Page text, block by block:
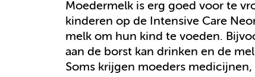
Moedermelk is erg goed voor te
kinderen op de Intensive Care
melk om hun kind te voeden.
aan de borst kan drinken en de
Soms krijgen moeders